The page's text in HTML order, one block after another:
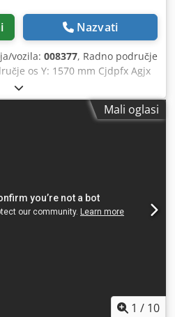
Nazvati
vozila: 008377, Radno područje
os Y: 1570 mm Cjdpfx Agjx
S vakuum konzolnim
vretena: 13 kW Broj
bušilnih vretena: 32 BrojMali oglasi
1 / 10